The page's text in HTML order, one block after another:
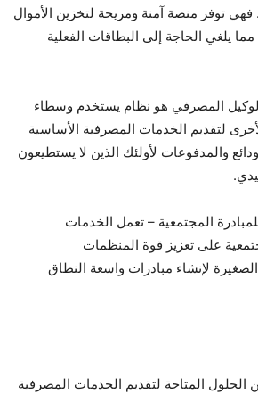
توفر منصة آمنة ومريحة لتخزين الأموال
مما يلغي الحاجة إلى البطاقات الفعلية
المصرفي هو نظام يستخدم وسطاء
لتقديم الخدمات المصرفية الأساسية
والمدفوعات لأولئك الذين لا يستطيعون
المجتمعية – تعمل الخدمات
على تعزيز قوة المنظمات
لإنشاء مبادرات واسعة النطاق
الحلول المتاحة لتقديم الخدمات المصرفية